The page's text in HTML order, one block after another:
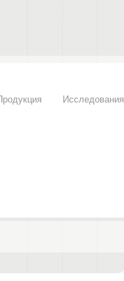
Продукция Исследования